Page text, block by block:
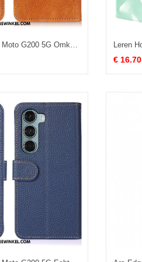
Leren Hoesje voor Moto G200 5G Omkeerbare Sluiting Met Leereffect
€ 16.70